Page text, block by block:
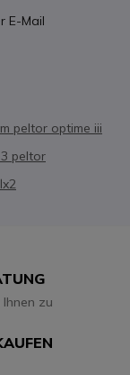
E-Mail
peltor optime iii
peltor
zu